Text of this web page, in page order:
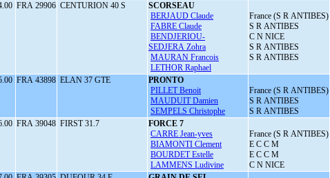
FRA 29906 CENTURION 40 S
SCORSEAU
BERJAUD Claude
FABRE Claude
BENDJERIOU-
SEDJERA Zohra
MAURAN Francois
LETHOR Raphael
France (S R ANTIBES)
S R ANTIBES
C N NICE
S R ANTIBES
S R ANTIBES
FRA 43898 ELAN 37 GTE
PRONTO
PILLET Benoit
MAUDUIT Damien
SEMPELS Christophe
France (S R ANTIBES)
S R ANTIBES
S R ANTIBES
FRA 39048 FIRST 31.7
FORCE 7
CARRE Jean-yves
BIAMONTI Clement
BOURDET Estelle
LAMMENS Ludivine
France (S R ANTIBES)
E C C M
E C C M
C N NICE